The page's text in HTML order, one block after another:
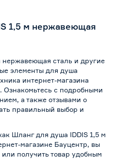
1,5 м нержавеющая
сталь и другие
элементы для душа
интернет-магазина
с подробными
а также отзывами о
правильный выбор и
Шланг для душа IDDIS 1,5 м
магазине Бауцентр, вы
получить товар удобным